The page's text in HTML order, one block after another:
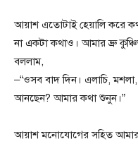
আয়াশ এতোটাই হেয়ালি করে
না একটা কথাও। আমার ভ্রু
বললাম,
–“ওসব বাদ দিন। এলাচি,
আনছেন? আমার কথা শুনুন।”
আয়াশ মনোযোগের সহিত